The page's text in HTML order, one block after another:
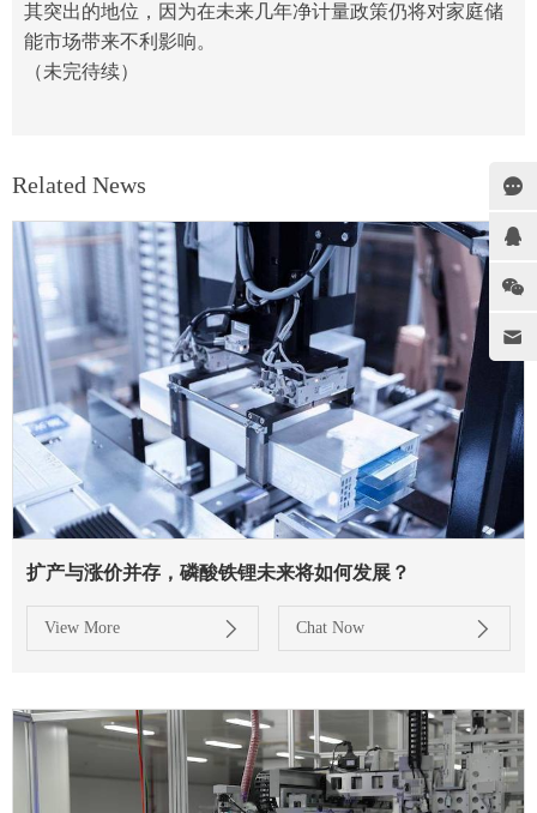
其突出的地位，因为在未来几年净计量政策仍将对家庭储
能市场带来不利影响。
（未完待续）
Related News
扩产与涨价并存，磷酸铁锂未来将如何发展？
View More Chat Now